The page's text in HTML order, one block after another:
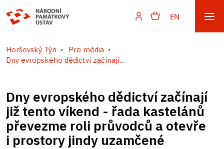
EN
Horšovský Týn
Pro média
Dny evropského dědictví začínají...
Dny evropského dědictví začínají
již tento víkend - řada kastelánů
převezme roli průvodců a otevře
i prostory jindy uzamčené